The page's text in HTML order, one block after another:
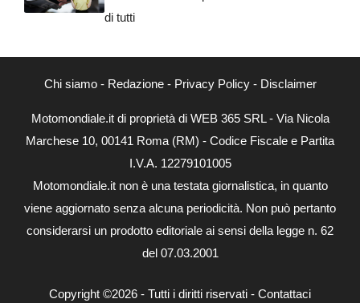
di tutti
Chi siamo- Redazione- Privacy Policy- Disclaimer
Motomondiale.it di proprietà di WEB 365 SRL - Via Nicola
Marchese 10, 00141 Roma (RM) - Codice Fiscale e Partita
I.V.A. 12279101005
Motomondiale.it non è una testata giornalistica, in quanto
viene aggiornato senza alcuna periodicità. Non può pertanto
considerarsi un prodotto editoriale ai sensi della legge n. 62
del 07.03.2001
Copyright ©2026 - Tutti i diritti riservati - Contattaci